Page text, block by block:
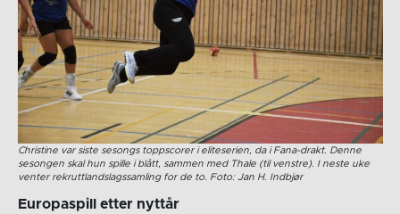
Christine var siste sesongs toppscorer i eliteserien, da i Fana-drakt. Denne
sesongen skal hun spille i blått, sammen med Thale (til venstre). I neste uke
venter rekruttlandslagssamling for de to. Foto: Jan H. Indbjør
Europaspill etter nyttår